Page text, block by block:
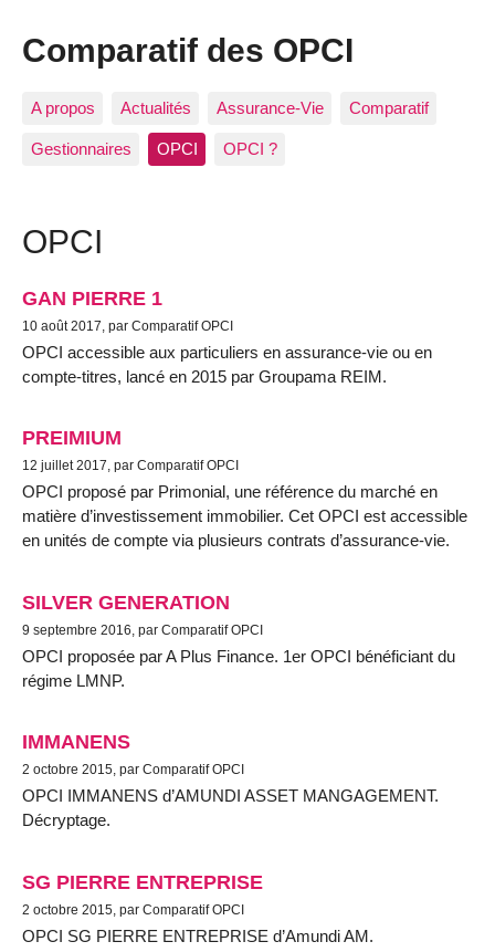
Comparatif des OPCI
A propos Actualités Assurance-Vie Comparatif
Gestionnaires OPCI OPCI ?
OPCI
GAN PIERRE 1
10 août 2017, par Comparatif OPCI
OPCI accessible aux particuliers en assurance-vie ou en
compte-titres, lancé en 2015 par Groupama REIM.
PREIMIUM
12 juillet 2017, par Comparatif OPCI
OPCI proposé par Primonial, une référence du marché en
matière d’investissement immobilier. Cet OPCI est accessible
en unités de compte via plusieurs contrats d’assurance-vie.
SILVER GENERATION
9 septembre 2016, par Comparatif OPCI
OPCI proposée par A Plus Finance. 1er OPCI bénéficiant du
régime LMNP.
IMMANENS
2 octobre 2015, par Comparatif OPCI
OPCI IMMANENS d’AMUNDI ASSET MANGAGEMENT.
Décryptage.
SG PIERRE ENTREPRISE
2 octobre 2015, par Comparatif OPCI
OPCI SG PIERRE ENTREPRISE d’Amundi AM.